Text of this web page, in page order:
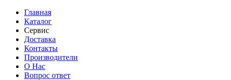
Главная
Каталог
Сервис
Доставка
Контакты
Производители
О Нас
Вопрос ответ